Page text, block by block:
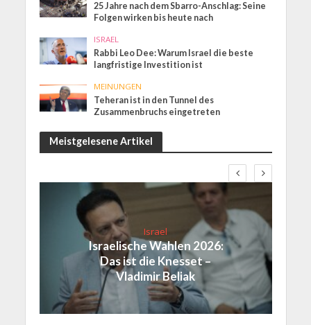
25 Jahre nach dem Sbarro-Anschlag: Seine
Folgen wirken bis heute nach
ISRAEL
Rabbi Leo Dee: Warum Israel die beste
langfristige Investition ist
MEINUNGEN
Teheran ist in den Tunnel des
Zusammenbruchs eingetreten
Meistgelesene Artikel
Israel
Israelische Wahlen 2026:
Das ist die Knesset –
Vladimir Beliak